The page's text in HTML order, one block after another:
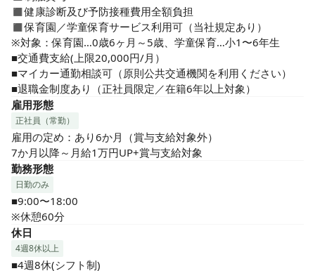
◼︎健康診断及び予防接種費用全額負担
◼︎保育園／学童保育サービス利用可（当社規定あり）
※対象：保育園…0歳6ヶ月～5歳、学童保育…小1〜6年生
■交通費支給(上限20,000円/月）
■マイカー通勤相談可（原則公共交通機関を利用ください）
■退職金制度あり（正社員限定／在籍6年以上対象）
雇用形態
正社員（常勤）
雇用の定め：あり6か月（賞与支給対象外）
7か月以降～月給1万円UP+賞与支給対象
勤務形態
日勤のみ
■9:00〜18:00
※休憩60分
休日
4週8休以上
■4週8休(シフト制)